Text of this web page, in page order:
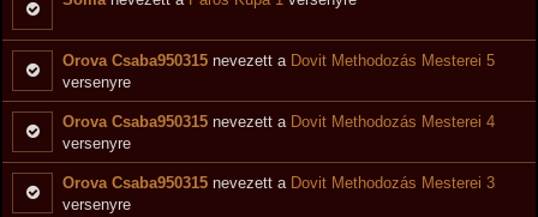
Orova Csaba950315 nevezett a Dovit Methodozás Mesterei 5
versenyre
Orova Csaba950315 nevezett a Dovit Methodozás Mesterei 4
versenyre
Orova Csaba950315 nevezett a Dovit Methodozás Mesterei 3
versenyre